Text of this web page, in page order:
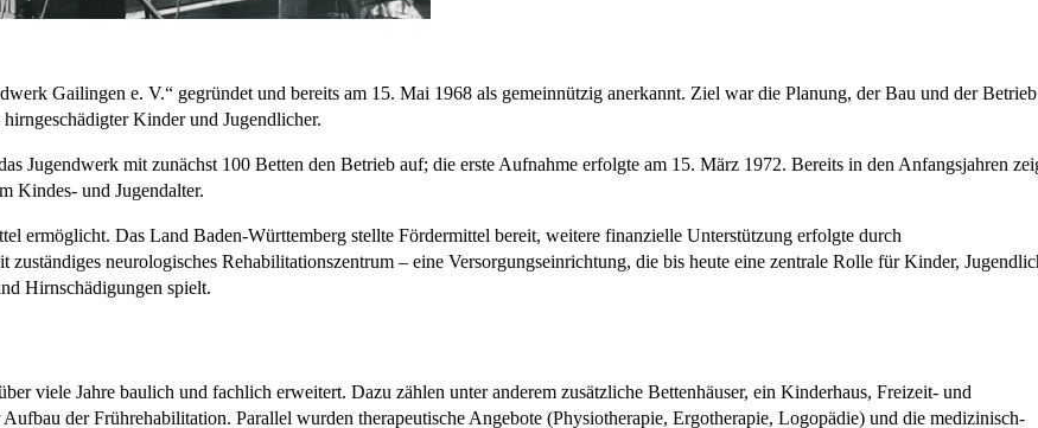
Gailingen e. V.“ gegründet und bereits am 15. Mai 1968 als gemeinnützig anerkannt. Ziel war die Planung, der Bau und der Betrieb
Kinder und Jugendlicher.
Jugendwerk mit zunächst 100 Betten den Betrieb auf; die erste Aufnahme erfolgte am 15. März 1972. Bereits in den Anfangsjahren
Kindes- und Jugendalter.
ermöglicht. Das Land Baden-Württemberg stellte Fördermittel bereit, weitere finanzielle Unterstützung erfolgte durch
neurologisches Rehabilitationszentrum – eine Versorgungseinrichtung, die bis heute eine zentrale Rolle für Kinder,
Hirnschädigungen spielt.
viele Jahre baulich und fachlich erweitert. Dazu zählen unter anderem zusätzliche Bettenhäuser, ein Kinderhaus, Freizeit- und
der Frührehabilitation. Parallel wurden therapeutische Angebote (Physiotherapie, Ergotherapie, Logopädie) und die medizinisch-